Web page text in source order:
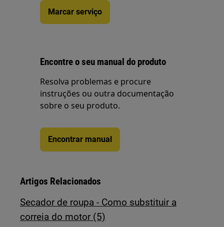
Marcar serviço
Encontre o seu manual do produto
Resolva problemas e procure
instruções ou outra documentação
sobre o seu produto.
Encontrar manual
Artigos Relacionados
Secador de roupa - Como substituir a
correia do motor (5)